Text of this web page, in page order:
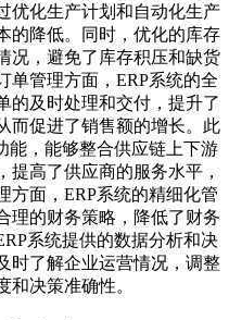
优化生产计划和自动化生产
的降低。同时，优化的库存
况，避免了库存积压和缺货
单管理方面，ERP系统的全
的及时处理和交付，提升了
而促进了销售额的增长。此
能，能够整合供应链上下游
提高了供应商的服务水平，
方面，ERP系统的精细化管
理的财务策略，降低了财务
系统提供的数据分析和决
时了解企业运营情况，调整
和决策准确性。